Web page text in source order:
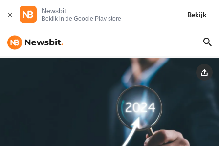
Newsbit
Bekijk in de Google Play store
Bekijk